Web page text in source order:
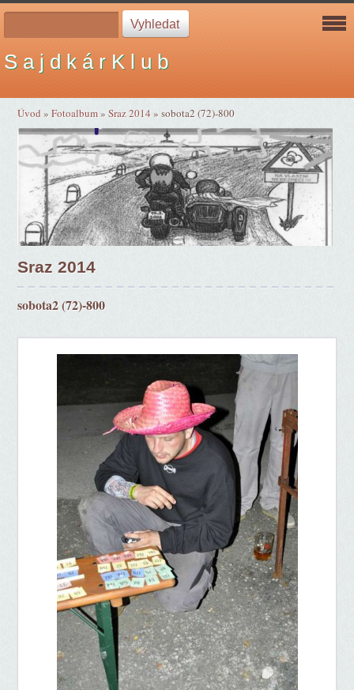
S a j d k á r K l u b
Úvod »Fotoalbum»Sraz 2014»sobota2 (72)-800
Sraz 2014
sobota2 (72)-800